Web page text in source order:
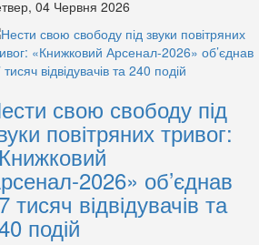
04 Червня 2026
свою свободу під
повітряних тривог:
2026» об’єднав
тисяч відвідувачів та
подій